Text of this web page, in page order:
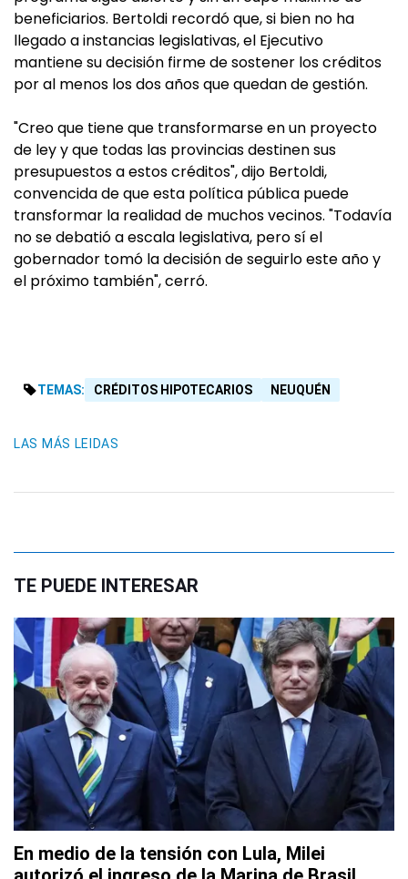
beneficiarios. Bertoldi recordó que, si bien no ha
llegado a instancias legislativas, el Ejecutivo
mantiene su decisión firme de sostener los créditos
por al menos los dos años que quedan de gestión.
"Creo que tiene que transformarse en un proyecto
de ley y que todas las provincias destinen sus
presupuestos a estos créditos", dijo Bertoldi,
convencida de que esta política pública puede
transformar la realidad de muchos vecinos. "Todavía
no se debatió a escala legislativa, pero sí el
gobernador tomó la decisión de seguirlo este año y
el próximo también", cerró.
TEMAS: CRÉDITOS HIPOTECARIOS NEUQUÉN
LAS MÁS LEIDAS
TE PUEDE INTERESAR
En medio de la tensión con Lula, Milei